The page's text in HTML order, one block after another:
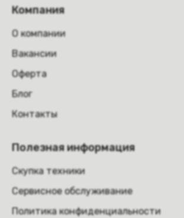
Компания
О компании
Вакансии
Оферта
Блог
Контакты
Полезная информация
Скупка техники
Сервисное обслуживание
Политика конфиденциальности